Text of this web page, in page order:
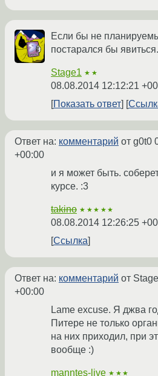
Если бы не
постарался бы явиться.
Stage1 ★★
08.08.2014 12:12:21
Показать ответ
Ответ на: комментарий от g0t0
+00:00
и я может быть.
курсе. :3
takino ★★★★★
08.08.2014 12:26:25
Ссылка
Ответ на: комментарий от
+00:00
Lame excuse. Я джва
Питере не только
на них приходил, при
вообще :)
manntes-live ★★★